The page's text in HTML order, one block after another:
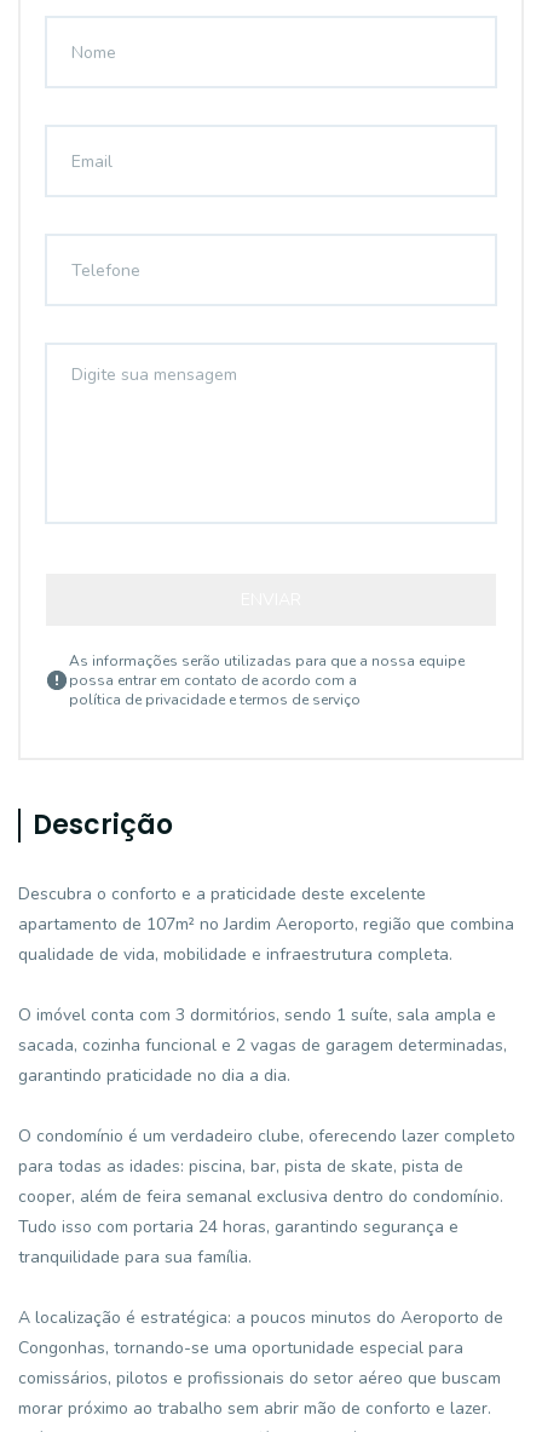
As informações serão utilizadas para que a nossa equipe
possa entrar em contato de acordo com a
política de privacidade e termos de serviço
Descrição
Descubra o conforto e a praticidade deste excelente
apartamento de 107m² no Jardim Aeroporto, região que combina
qualidade de vida, mobilidade e infraestrutura completa.
O imóvel conta com 3 dormitórios, sendo 1 suíte, sala ampla e
sacada, cozinha funcional e 2 vagas de garagem determinadas,
garantindo praticidade no dia a dia.
O condomínio é um verdadeiro clube, oferecendo lazer completo
para todas as idades: piscina, bar, pista de skate, pista de
cooper, além de feira semanal exclusiva dentro do condomínio.
Tudo isso com portaria 24 horas, garantindo segurança e
tranquilidade para sua família.
A localização é estratégica: a poucos minutos do Aeroporto de
Congonhas, tornando-se uma oportunidade especial para
comissários, pilotos e profissionais do setor aéreo que buscam
morar próximo ao trabalho sem abrir mão de conforto e lazer.